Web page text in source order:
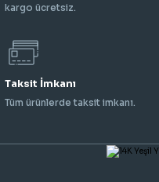
kargo ücretsiz.
Taksit İmkanı
Tüm ürünlerde taksit imkanı.